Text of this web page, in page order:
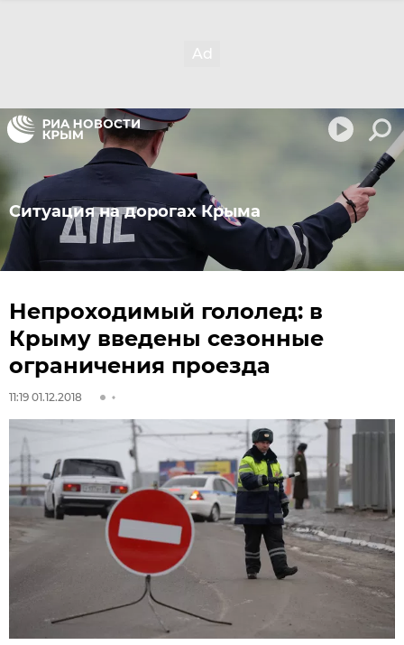
Ситуация на дорогах Крыма
Непроходимый гололед: в
Крыму введены сезонные
ограничения проезда
11:19 01.12.2018